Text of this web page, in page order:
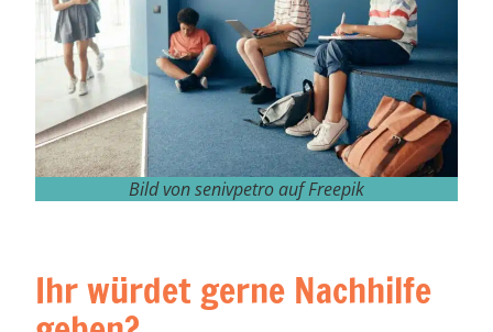
Bild von senivpetro auf Freepik
Ihr würdet gerne Nachhilfe